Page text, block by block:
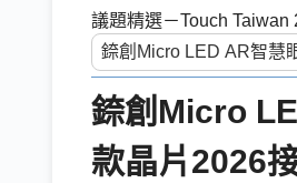
議題精選－Touch
錼創Micro
款晶片2026